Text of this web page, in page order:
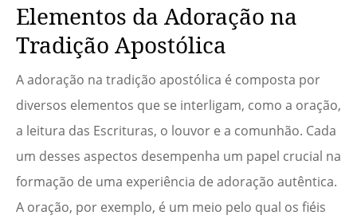
Elementos da Adoração na
Tradição Apostólica
A adoração na tradição apostólica é composta por
diversos elementos que se interligam, como a oração,
a leitura das Escrituras, o louvor e a comunhão. Cada
um desses aspectos desempenha um papel crucial na
formação de uma experiência de adoração autêntica.
A oração, por exemplo, é um meio pelo qual os fiéis